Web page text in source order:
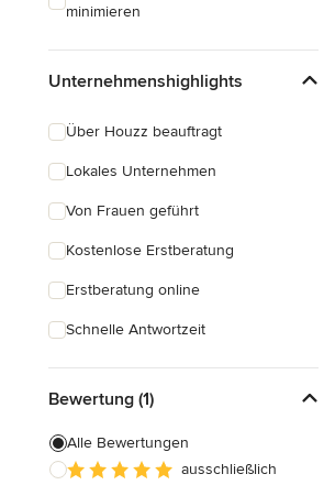
minimieren
Unternehmenshighlights
Über Houzz beauftragt
Lokales Unternehmen
Von Frauen geführt
Kostenlose Erstberatung
Erstberatung online
Schnelle Antwortzeit
Bewertung (1)
Alle Bewertungen
ausschließlich